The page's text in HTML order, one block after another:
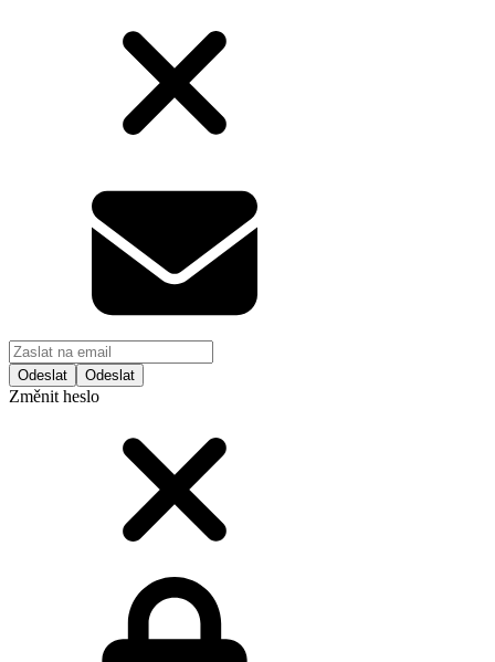
Odeslat
Změnit heslo